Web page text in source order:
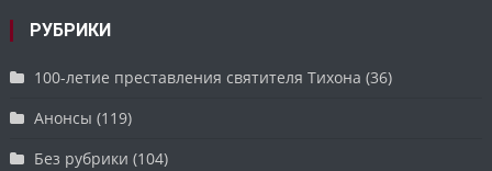
РУБРИКИ
100-летие преставления святителя Тихона (36)
Анонсы (119)
Без рубрики (104)